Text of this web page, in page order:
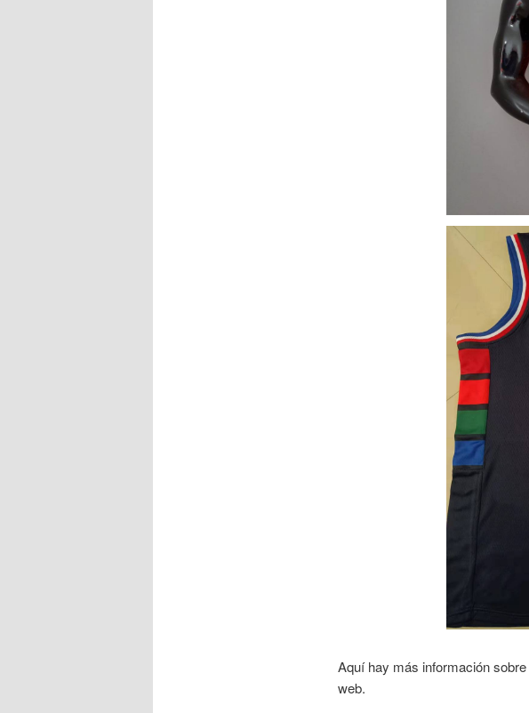
Aquí hay más información sobre
web.